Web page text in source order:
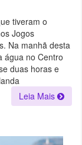
tiveram o
Jogos
Na manhã desta
água no Centro
duas horas e
Leia Mais